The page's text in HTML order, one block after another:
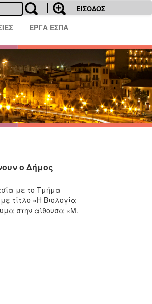
ΕΙΣΟΔΟΣ
ΕΡΓΑ ΕΣΠΑ
ο Δήμος
με το Τμήμα
τίτλο «Η Βιολογία
στην αίθουσα «Μ.